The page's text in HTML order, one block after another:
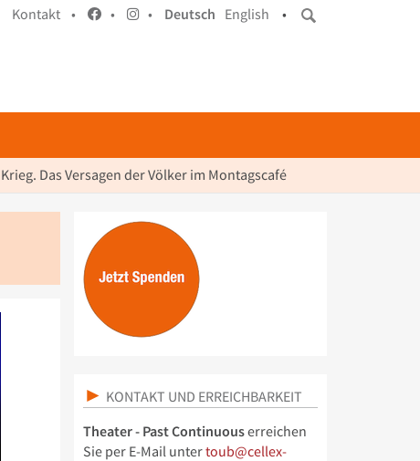
Kontakt • • • Deutsch English •
Krieg. Das Versagen der Völker im Montagscafé
KONTAKT UND ERREICHBARKEIT
Theater - Past Continuouserreichen
Sie per E-Mail untertoub@cellex-